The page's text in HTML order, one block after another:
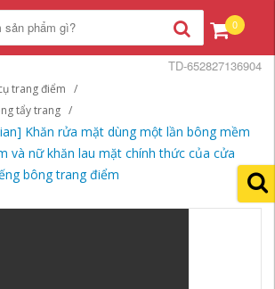
0
trang điểm
tẩy trang
Khăn rửa mặt dùng một lần bông mềm
và nữ khăn lau mặt chính thức của cửa
bông trang điểm
TD-652827136904